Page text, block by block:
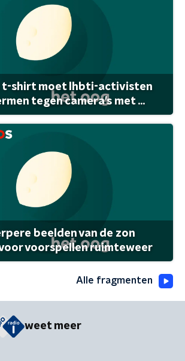
t-shirt moet lhbti-activisten
tegen camera's met ...
beelden van de zon
voorspellen ruimteweer
Alle fragmenten
weet meer